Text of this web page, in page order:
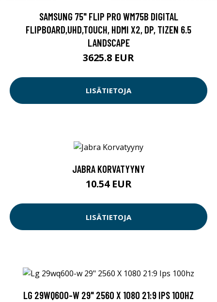
SAMSUNG 75" FLIP PRO WM75B DIGITAL
FLIPBOARD,UHD,TOUCH, HDMI X2, DP, TIZEN 6.5
LANDSCAPE
3625.8 EUR
LISÄTIETOJA
JABRA KORVATYYNY
10.54 EUR
LISÄTIETOJA
LG 29WQ600-W 29" 2560 X 1080 21:9 IPS 100HZ